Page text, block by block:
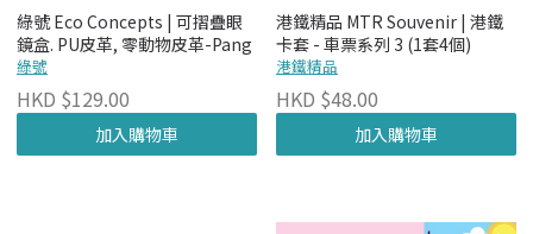
綠號 Eco Concepts | 可摺疊眼
鏡盒. PU皮革, 零動物皮革-Pang
綠號
HKD $129.00
加入購物車
港鐵精品 MTR Souvenir | 港鐵
卡套 - 車票系列 3 (1套4個)
港鐵精品
HKD $48.00
加入購物車